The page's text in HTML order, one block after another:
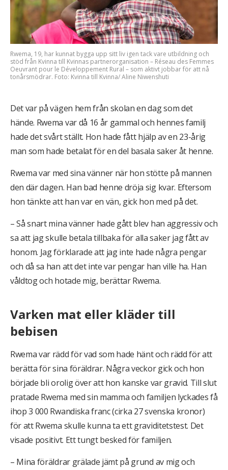
Rwema, 19, har kunnat bygga upp sitt liv igen tack vare utbildning och
stöd från Kvinna till Kvinnas partnerorganisation – Réseau des Femmes
Oeuvrant pour le Développement Rural – som aktivt jobbar för att nå
tonårsmödrar. Foto: Kvinna till Kvinna/ Aline Niwenshuti
Det var på vägen hem från skolan en dag som det
hände. Rwema var då 16 år gammal och hennes familj
hade det svårt ställt. Hon hade fått hjälp av en 23-årig
man som hade betalat för en del basala saker åt henne.
Rwema var med sina vänner när hon stötte på mannen
den där dagen. Han bad henne dröja sig kvar. Eftersom
hon tänkte att han var en vän, gick hon med på det.
– Så snart mina vänner hade gått blev han aggressiv och
sa att jag skulle betala tillbaka för alla saker jag fått av
honom. Jag förklarade att jag inte hade några pengar
och då sa han att det inte var pengar han ville ha. Han
våldtog och hotade mig, berättar Rwema.
Varken mat eller kläder till
bebisen
Rwema var rädd för vad som hade hänt och rädd för att
berätta för sina föräldrar. Några veckor gick och hon
började bli orolig över att hon kanske var gravid. Till slut
pratade Rwema med sin mamma och familjen lyckades få
ihop 3 000 Rwandiska franc (cirka 27 svenska kronor)
för att Rwema skulle kunna ta ett graviditetstest. Det
visade positivt. Ett tungt besked för familjen.
– Mina föräldrar grälade jämt på grund av mig och